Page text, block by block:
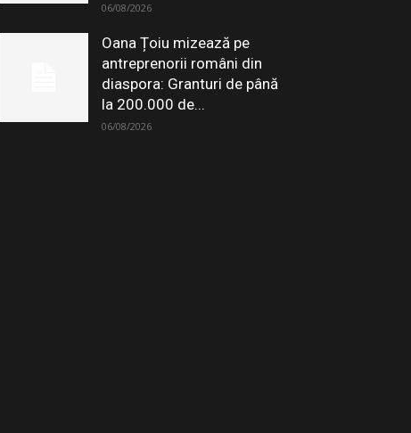
06/08/2026
Oana Țoiu mizează pe
antreprenorii români din
diaspora: Granturi de până
la 200.000 de...
06/08/2026